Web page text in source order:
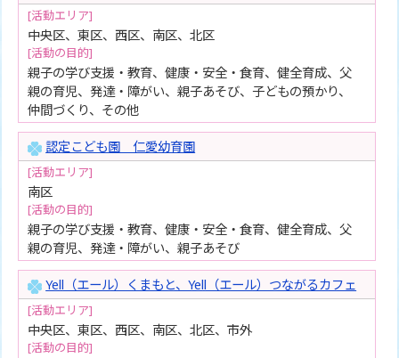
[活動エリア]
中央区、東区、西区、南区、北区
[活動の目的]
親子の学び支援・教育、健康・安全・食育、健全育成、父
親の育児、発達・障がい、親子あそび、子どもの預かり、
仲間づくり、その他
認定こども園 仁愛幼育園
[活動エリア]
南区
[活動の目的]
親子の学び支援・教育、健康・安全・食育、健全育成、父
親の育児、発達・障がい、親子あそび
Yell（エール）くまもと、Yell（エール）つながるカフェ
[活動エリア]
中央区、東区、西区、南区、北区、市外
[活動の目的]